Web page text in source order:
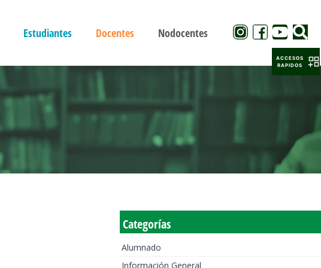
Estudiantes Docentes Nodocentes
Categorías
Alumnado
Información General
ACCESOS
RAPIDOS